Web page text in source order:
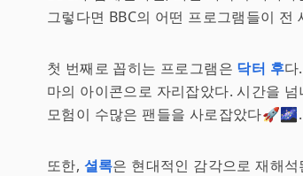
그렇다면 BBC의 어떤 프로그램들이 전
첫 번째로 꼽히는 프로그램은 닥터 후
마의 아이콘으로 자리잡았다. 시간을 넘
모험이 수많은 팬들을 사로잡았다🚀🌌.
또한, 셜록은 현대적인 감각으로 재해